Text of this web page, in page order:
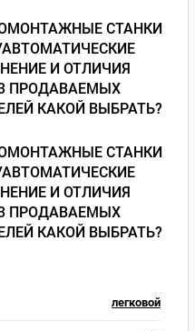
СТАНКИ
И ОТЛИЧИЯ
ПРОДАВАЕМЫХ
КАКОЙ ВЫБРАТЬ?
СТАНКИ
И ОТЛИЧИЯ
ПРОДАВАЕМЫХ
КАКОЙ ВЫБРАТЬ?
легковой